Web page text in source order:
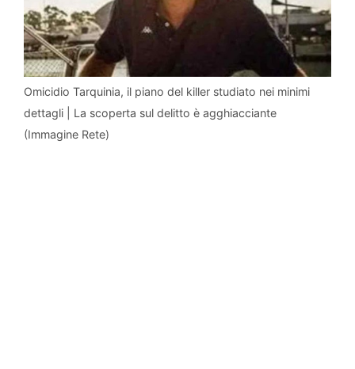
Omicidio Tarquinia, il piano del killer studiato nei minimi
dettagli | La scoperta sul delitto è agghiacciante
(Immagine Rete)